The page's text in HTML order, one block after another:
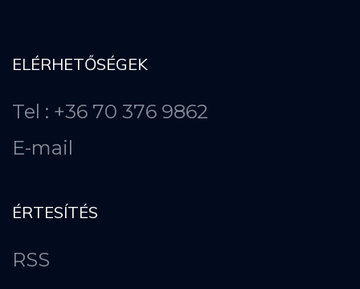
ELÉRHETŐSÉGEK
Tel : +36 70 376 9862
E-mail
ÉRTESÍTÉS
RSS